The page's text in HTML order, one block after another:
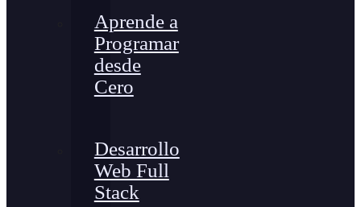
Aprende a
Programar
desde
Cero
Desarrollo
Web Full
Stack